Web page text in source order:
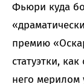
Фьюри куда
премию
статуэтки,
него мерилом